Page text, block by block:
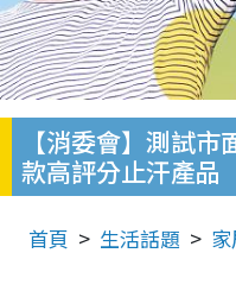
【消委會】測試
款高評分止汗產品
首頁 生活話題